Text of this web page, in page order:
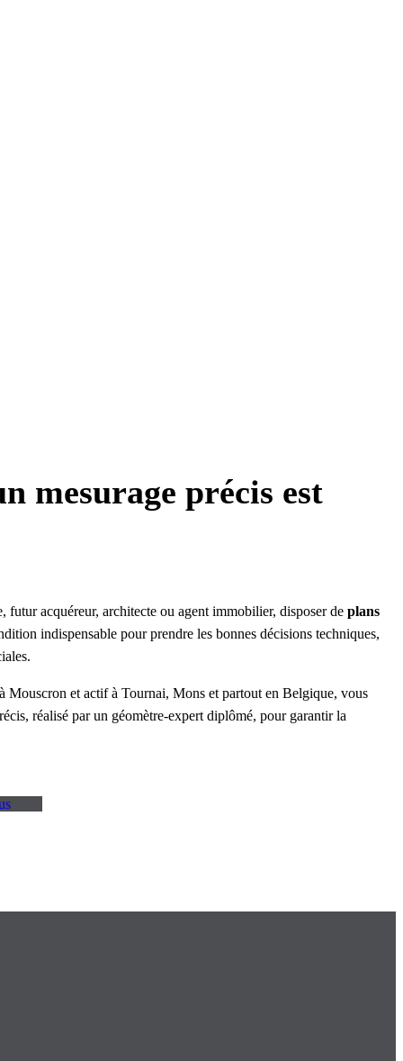
mesurage précis est
futur acquéreur, architecte ou agent immobilier, disposer de plans
indispensable pour prendre les bonnes décisions techniques,
Mouscron et actif à Tournai, Mons et partout en Belgique, vous
réalisé par un géomètre-expert diplômé, pour garantir la